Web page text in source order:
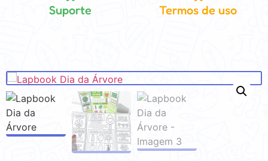
Suporte Termos de uso